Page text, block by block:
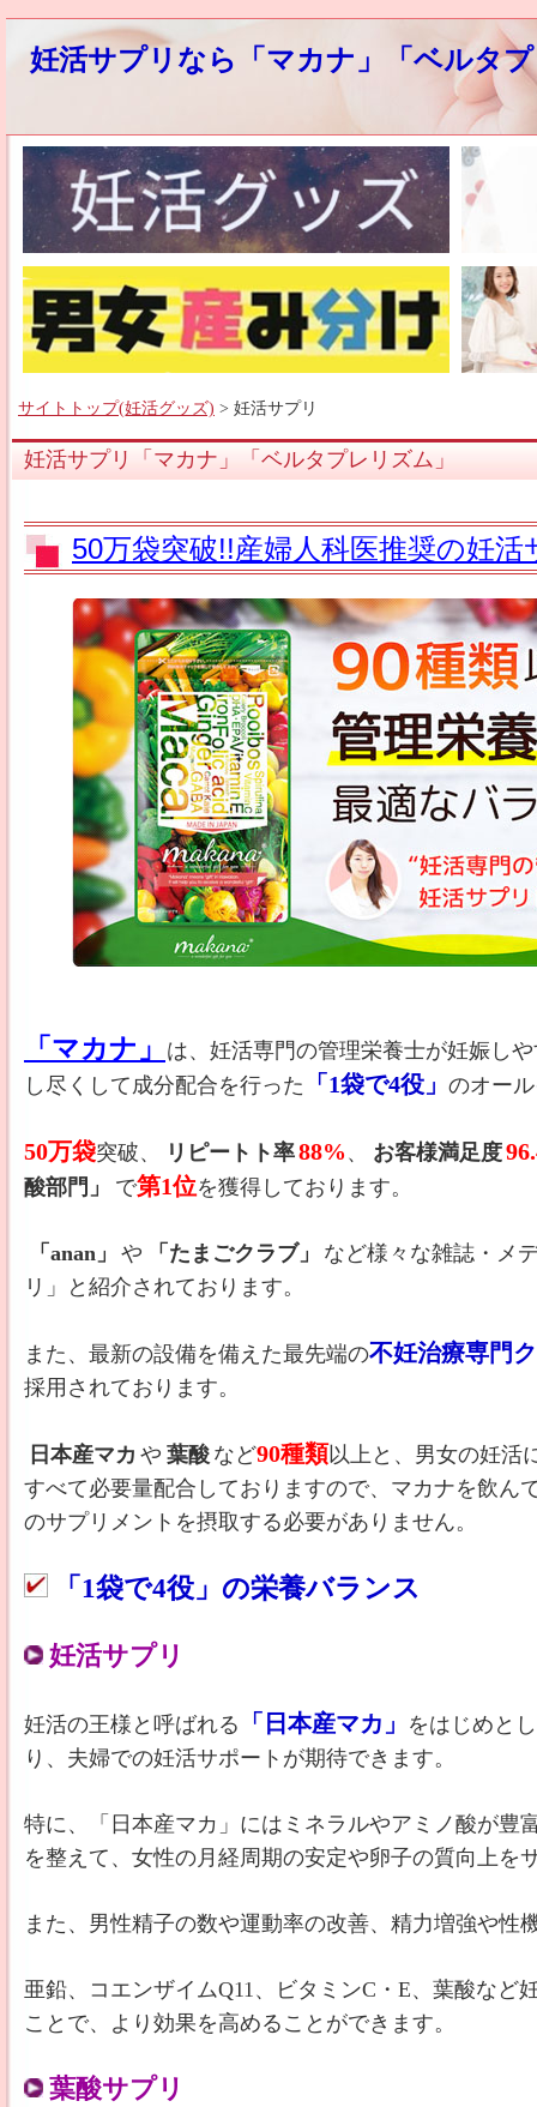
妊活サプリなら「マカナ」「ベルタ
サイトトップ(妊活グッズ) > 妊活サプリ
妊活サプリ「マカナ」「ベルタプレリズム」
50万袋突破!!産婦人科医推奨の妊
「マカナ」
は、妊活専門の管理栄養士が妊娠し
し尽くして成分配合を行った
「1袋で4役」 のオー
50万袋突破、 リピートト率88% 、 お客様満足度
酸部門」 で第1位を獲得しております。
「anan」 や 「たまごクラブ」
など様々な雑誌・メ
リ」と紹介されております。
また、最新の設備を備えた最先端の不妊治療専門
採用されております。
日本産マカ や 葉酸 など90種類以上と、男女の妊活
すべて必要量配合しておりますので、マカナを飲ん
のサプリメントを摂取する必要がありません。
「1袋で4役」の栄養バランス
妊活サプリ
妊活の王様と呼ばれる 「日本産マカ」
をはじめと
り、夫婦での妊活サポートが期待できます。
特に、「日本産マカ」にはミネラルやアミノ酸が豊
を整えて、女性の月経周期の安定や卵子の質向上を
また、男性精子の数や運動率の改善、精力増強や性
亜鉛、コエンザイムQ11、ビタミンC・E、葉酸など
ことで、より効果を高めることができます。
葉酸サプリ